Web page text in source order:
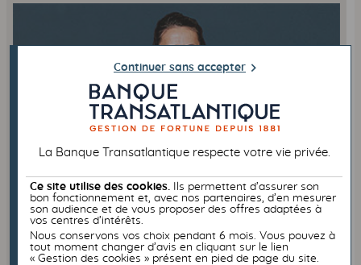
Donner du sens à ses engagements
Continuer sans accepter
La Banque Transatlantique respecte votre vie privée.
Ce site utilise des cookies. Ils permettent d’assurer son
bon fonctionnement et, avec nos partenaires, d’en mesurer
son audience et de vous proposer des offres adaptées à
vos centres d’intérêts.
Nous conservons vos choix pendant 6 mois. Vous pouvez à
tout moment changer d’avis en cliquant sur le lien
« Gestion des cookies » présent en pied de page du site.